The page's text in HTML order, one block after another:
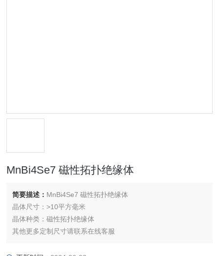
MnBi4Se7 磁性拓扑绝缘体
简要描述： MnBi4Se7 磁性拓扑绝缘体
晶体尺寸：>10平方毫米
晶体种类：磁性拓扑绝缘体
其他更多定制尺寸请联系在线客服